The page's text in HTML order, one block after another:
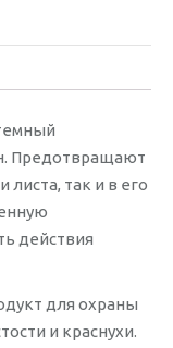
Предотвращают
так и в его
действия
для охраны
и краснухи.